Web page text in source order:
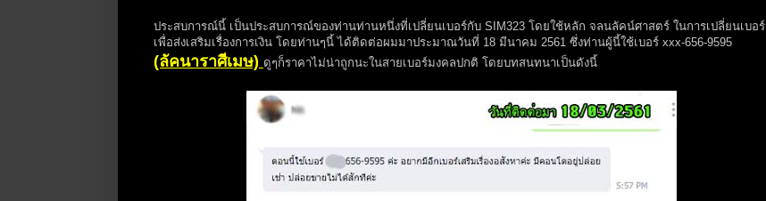
ประสบการณ์นี้ เป็นประสบการณ์ของท่านท่านหนึ่งที่เปลี่ยนเบอร์กับ SIM323 โดยใช้หลัก จลนลัคน์ศาสตร์ ในการเปลี่ยนเบอร์
เพื่อส่งเสริมเรื่องการเงิน โดยท่านๆนี้ ได้ติดต่อผมมาประมาณวันที่ 18 มีนาคม 2561 ซึ่งท่านผู้นี้ใช้เบอร์ xxx-656-9595
(ลัคนาราศีเมษ) ดูๆก็ราคาไม่น่าถูกนะในสายเบอร์มงคลปกติ โดยบทสนทนาเป็นดังนี้